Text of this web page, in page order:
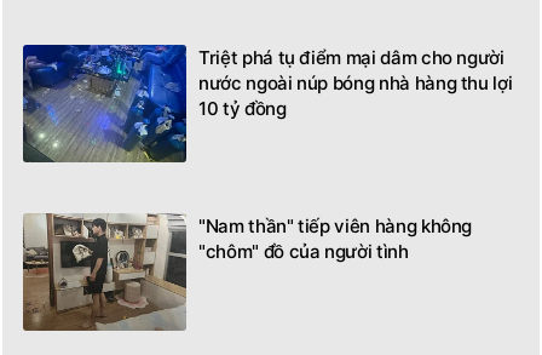
Triệt phá tụ điểm mại dâm cho người
nước ngoài núp bóng nhà hàng thu lợi
10 tỷ đồng
"Nam thần" tiếp viên hàng không
"chôm" đồ của người tình